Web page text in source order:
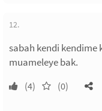
12.
sabah kendi
muameleye bak.
(4) (0)